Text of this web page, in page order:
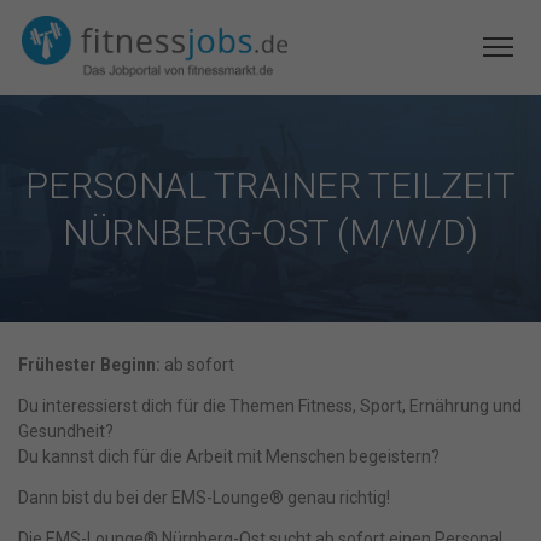
PERSONAL TRAINER TEILZEIT
NÜRNBERG-OST (M/W/D)
Frühester Beginn: ab sofort
Du interessierst dich für die Themen Fitness, Sport, Ernährung und
Gesundheit?
Du kannst dich für die Arbeit mit Menschen begeistern?
Dann bist du bei der EMS-Lounge® genau richtig!